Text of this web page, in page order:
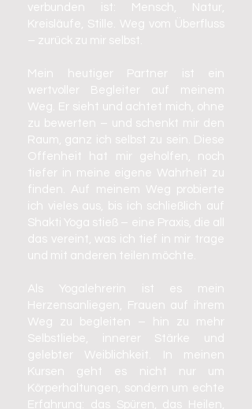
verbunden ist: Mensch, Natur,
Kreisläufe, Stille. Weg vom Überfluss
– zurück zu mir selbst.
Mein heutiger Partner ist ein
wertvoller Begleiter auf meinem
Weg. Er sieht und achtet mich, ohne
zu bewerten – und schenkt mir den
Raum, ganz ich selbst zu sein. Diese
Offenheit hat mir geholfen, noch
tiefer in meine eigene Wahrheit zu
finden. Auf meinem Weg probierte
ich vieles aus, bis ich schließlich auf
Shakti Yoga stieß – eine Praxis, die all
das vereint, was ich tief in mir trage
und mit anderen teilen möchte.
Als Yogalehrerin ist es mein
Herzensanliegen, Frauen auf ihrem
Weg zu begleiten – hin zu mehr
Selbstliebe, innerer Stärke und
gelebter Weiblichkeit. In meinen
Kursen geht es nicht nur um
Körperhaltungen, sondern um echte
Erfahrung: das Spüren, das Heilen,